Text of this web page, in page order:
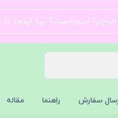
حراجیا اینجاست؟ بیا اینجا
سفارش راهنما مقاله